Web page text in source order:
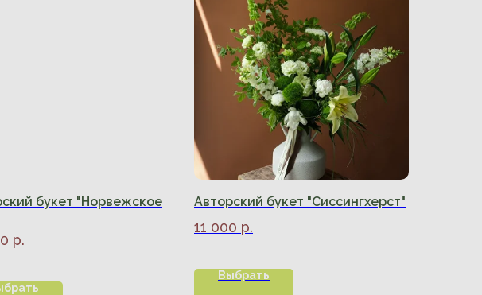
букет "Норвежское
р.
Авторский букет "Сиссингхерст"
11 000 р.
Выбрать